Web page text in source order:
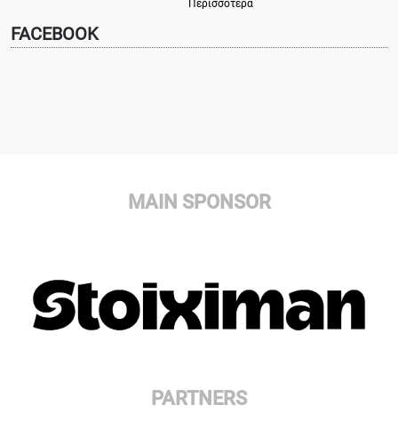
Περισσότερα
FACEBOOK
MAIN SPONSOR
PARTNERS